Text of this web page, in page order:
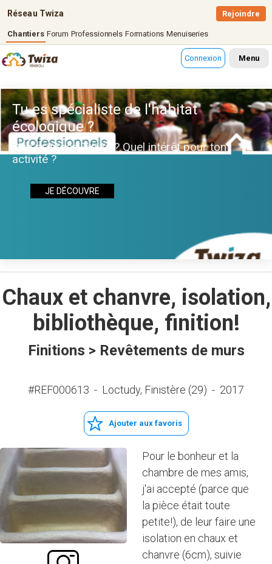
Réseau Twiza
Chantiers Forum Professionnels Formations Menuiseries
Rejoindre
Connexion Menu
Tu es spécialiste de l'habitat
écologique ?
Que propose Twiza ? Quel intérêt pour ton
activité ?
JE DÉCOUVRE
Chaux et chanvre, isolation,
bibliothèque, finition!
Finitions > Revêtements de murs
#REF000613 - Loctudy, Finistère (29) - 2017
Ajouter aux favoris
Pour le bonheur et la
chambre de mes amis,
j'ai accepté (parce que
la pièce était toute
petite!), de leur faire une
isolation en chaux et
chanvre (6cm), suivie